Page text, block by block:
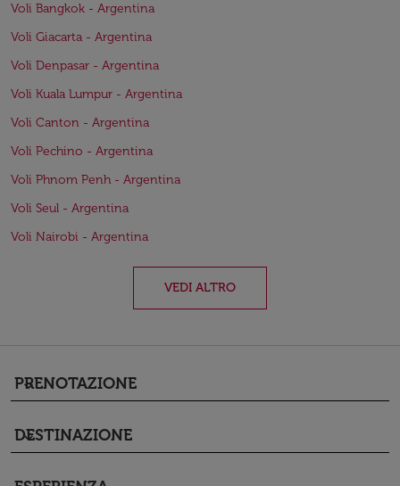
Voli Bangkok - Argentina
Voli Giacarta - Argentina
Voli Denpasar - Argentina
Voli Kuala Lumpur - Argentina
Voli Canton - Argentina
Voli Pechino - Argentina
Voli Phnom Penh - Argentina
Voli Seul - Argentina
Voli Nairobi - Argentina
VEDI ALTRO
PRENOTAZIONE
keyboard_arrow_down
DESTINAZIONE
keyboard_arrow_down